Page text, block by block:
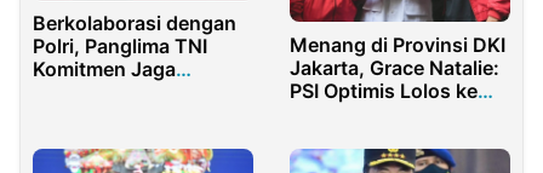
Berkolaborasi dengan
Polri, Panglima TNI
Komitmen Jaga
Menang di Provinsi DKI
Jakarta, Grace Natalie:
PSI Optimis Lolos ke